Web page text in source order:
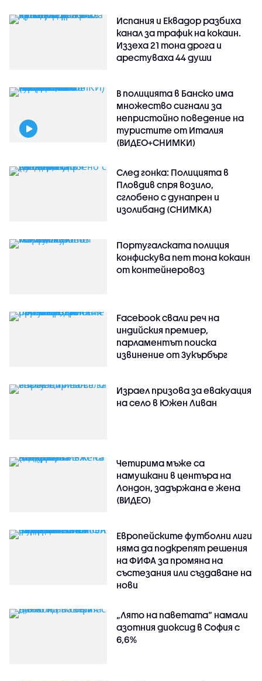
Испания и Еквадор разбиха
канал за трафик на кокаин.
Иззеха 21 тона дрога и
арестуваха 44 души
В полицията в Банско има
множество сигнали за
непристойно поведение на
туристите от Италия
(ВИДЕО+СНИМКИ)
След гонка: Полицията в
Пловдив спря возило,
сглобено с дунапрен и
изолибанд (СНИМКА)
Португалската полиция
конфискува пет тона кокаин
от контейнеровоз
Facebook свали реч на
индийския премиер,
парламентът поиска
извинение от Зукърбърг
Израел призова за евакуация
на село в Южен Ливан
Четирима мъже са
намушкани в центъра на
Лондон, задържана е жена
(ВИДЕО)
Европейските футболни лиги
няма да подкрепят решения
на ФИФА за промяна на
състезания или създаване на
нови
„Лято на паветата“ намали
азотния диоксид в София с
6,6%